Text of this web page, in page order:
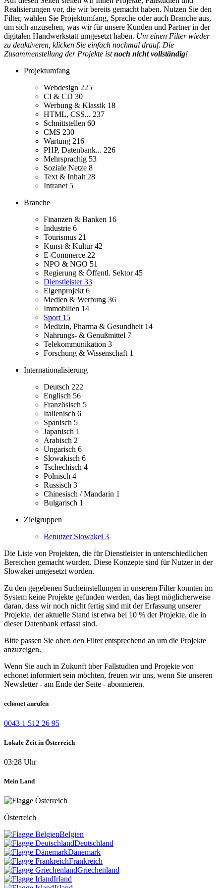
Realisierungen vor, die wir bereits gemacht haben. Nutzen Sie den
Filter, wählen Sie Projektumfang, Sprache oder auch Branche aus,
um sich anzusehen, was wir für unsere Kunden und Partner in der
digitalen Handwerkstatt umgesetzt haben. Um einen Filter wieder
zu deaktiveren, klicken Sie einfach nochmal drauf. Die
Zusammenstellung der Projekte istnoch nicht vollständig!
Projektumfang
Webdesign 225
CI & CD 30
Werbung & Klassik 18
HTML, CSS... 237
Schnittstellen 60
CMS 230
Wartung 216
PHP, Datenbank... 226
Mehrsprachig 53
Soziale Netze 8
Text & Inhalt 28
Intranet 5
Branche
Finanzen & Banken 16
Industrie 6
Tourismus 21
Kunst & Kultur42
E-Commerce 22
NPO & NGO 51
Regierung & Öffentl. Sektor45
Dienstleister33
Eigenprojekt 6
Medien & Werbung 36
Immobilien 14
Sport 15
Medizin, Pharma & Gesundheit 14
Nahrungs- & Genußmittel 7
Telekommunikation 3
Forschung & Wissenschaft 1
Internationalisierung
Deutsch 222
Englisch 56
Französisch 5
Italienisch 6
Spanisch 5
Japanisch 1
Arabisch 2
Ungarisch 6
Slowakisch 6
Tschechisch 4
Polnisch 4
Russisch 3
Chinesisch / Mandarin 1
Bulgarisch 1
Zielgruppen
Benutzer Slowakei 3
Die Liste von Projekten, die für Dienstleister in unterschiedlichen
Bereichen gemacht wurden. Diese Konzepte sind für Nutzer in der
Slowakei umgesetzt worden.
Zu den gegebenen Sucheinstellungen in unserem Filter konnten im
System keine Projekte gefunden werden, das liegt möglicherweise
daran, dass wir noch nicht fertig sind mit der Erfassung unserer
Projekte, der aktuelle Stand ist etwa bei 10 % der Projekte, die in
dieser Datenbank erfasst sind.
Bitte passen Sie oben den Filter entsprechend an um die Projekte
anzuzeigen.
Wenn Sie auch in Zukunft über Fallstudien und Projekte von
echonet informiert sein möchten, freuen wir uns, wenn Sie unseren
Newsletter - am Ende der Seite - abonnieren.
echonet anrufen
0043 1 512 26 95
Lokale Zeit in Österreich
03:28 Uhr
Mein Land
Österreich
Belgien
Deutschland
Dänemark
Frankreich
Griechenland
Irland